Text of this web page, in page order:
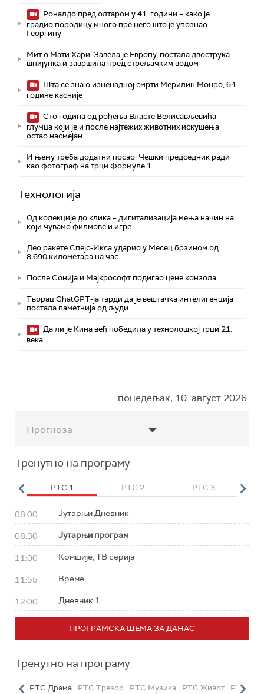
Роналдо пред олтаром у 41. години – како је
градио породицу много пре него што је упознао
Георгину
Мит о Мати Хари: Завела је Европу, постала двострука
шпијунка и завршила пред стрељачким водом
Шта се зна о изненадној смрти Мерилин Монро, 64
године касније
Сто година од рођења Власте Велисављевића –
глумца који је и после најтежих животних искушења
остао насмејан
И њему треба додатни посао: Чешки председник ради
као фотограф на трци Формуле 1
Технологијa
Од колекције до клика – дигитализација мења начин на
који чувамо филмове и игре
Део ракете Спејс-Икса ударио у Месец брзином од
8.690 километара на час
После Сонија и Мајкрософт подигао цене конзола
Творац ChatGPT-ја тврди да је вештачка интелигенција
постала паметнија од људи
Да ли је Кина већ победила у технолошкој трци 21.
века
понедељак, 10. август 2026.
Прогноза
Тренутно на програму
РТС 1 РТС 2 РТС 3
08:00 Јутарњи Дневник
08:30 Јутарњи програм
11:00 Комшије, ТВ серија
11:55 Време
12:00 Дневник 1
ПРОГРАМСКА ШЕМА ЗА ДАНАС
Тренутно на програму
РТС Драма РТС Трезор РТС Музика РТС Живот РТС